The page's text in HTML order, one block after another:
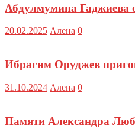
Абдулмумина Гаджиева
20.02.2025 Алена 0
Ибрагим Оруджев
31.10.2024 Алена 0
Памяти Александра